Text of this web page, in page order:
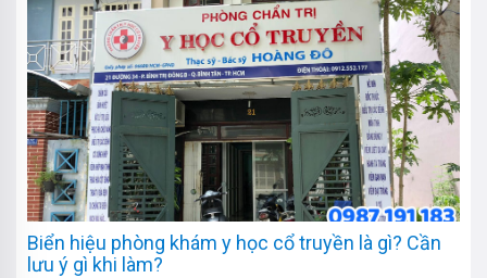
Biển hiệu phòng khám y học cổ truyền là gì? Cần
lưu ý gì khi làm?